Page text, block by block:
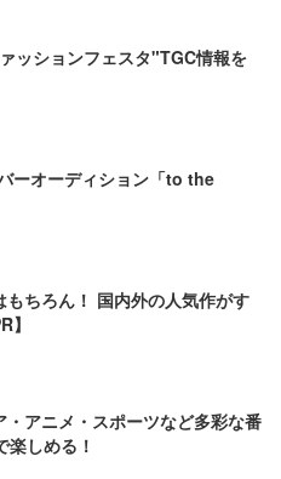
ッションフェスタ"TGC情報を
ーオーディション「to the
もちろん！ 国内外の人気作がす
】
・アニメ・スポーツなど多彩な番
楽しめる！